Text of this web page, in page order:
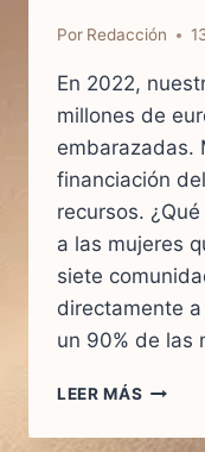
Por Redacción
En 2022,
millones de
embarazadas.
financiación
recursos.
a las mujeres
siete
directamente
un 90% de las
LEER MÁS ¿HASTA